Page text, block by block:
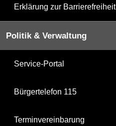
Erklärung zur Barrierefreiheit
Politik & Verwaltung
Service-Portal
Bürgertelefon 115
Terminvereinbarung